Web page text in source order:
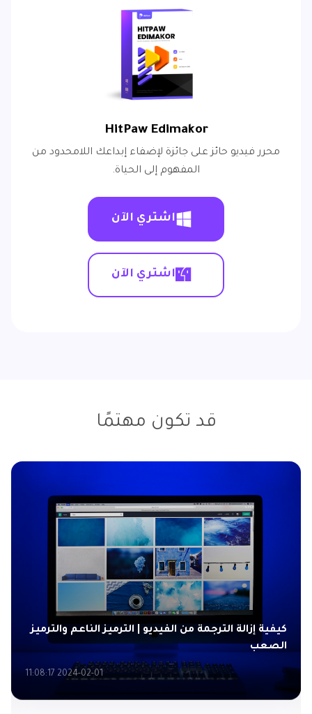
HitPaw Edimakor
محرر فيديو حائز على جائزة لإضفاء إبداعك اللامحدود من
المفهوم إلى الحياة.
اشتري الآن
اشتري الآن
قد تكون مهتمًا
كيفية إزالة الترجمة من الفيديو | الترميز الناعم والترميز
الصعب
2024-02-01 11:08:17